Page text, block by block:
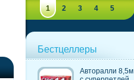
1 2 3 4 5
Бестцеллеры
Авторалли 8,5м